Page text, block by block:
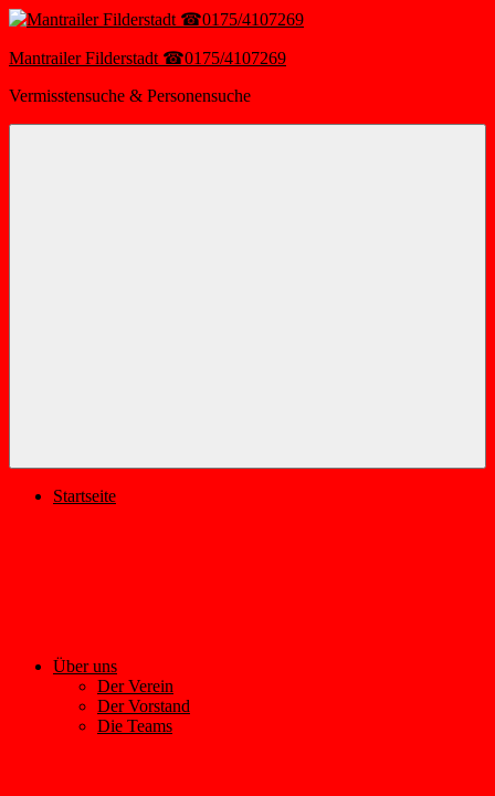
Zum
springen
Mantrailer Filderstadt ☎0175/4107269
Vermisstensuche & Personensuche
Startseite
Über uns
Der Verein
Der Vorstand
Die Teams